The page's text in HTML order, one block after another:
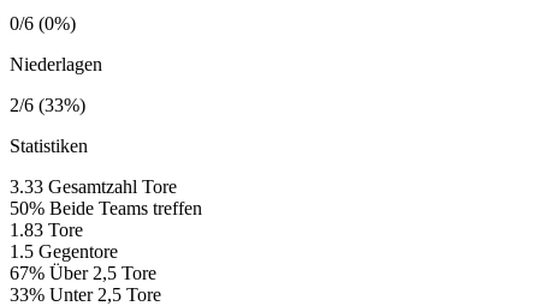
0/6 (0%)
Niederlagen
2/6 (33%)
Statistiken
3.33 Gesamtzahl Tore
50% Beide Teams treffen
1.83 Tore
1.5 Gegentore
67% Über 2,5 Tore
33% Unter 2,5 Tore